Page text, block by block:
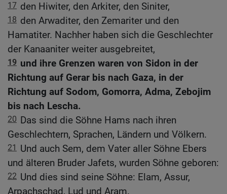
17 den Hiwiter, den Arkiter, den Siniter,
18 den Arwaditer, den Zemariter und den
Hamatiter. Nachher haben sich die Geschlechter
der Kanaaniter weiter ausgebreitet,
19 und ihre Grenzen waren von Sidon in der
Richtung auf Gerar bis nach Gaza, in der
Richtung auf Sodom, Gomorra, Adma, Zebojim
bis nach Lescha.
20 Das sind die Söhne Hams nach ihren
Geschlechtern, Sprachen, Ländern und Völkern.
21
Und auch Sem, dem Vater aller Söhne Ebers
und älteren Bruder Jafets, wurden Söhne geboren:
22 Und dies sind seine Söhne: Elam, Assur,
Arpachschad, Lud und Aram.